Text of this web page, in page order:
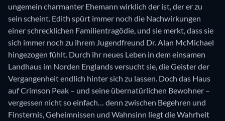
ungemein charmanter Ehemann wirklich der ist, der er zu
sein scheint. Edith spürt immer noch die Nachwirkungen
einer schrecklichen Familientragödie, und sie merkt, dass sie
sich immer noch zu ihrem Jugendfreund Dr. Alan McMichael
hingezogen fühlt. Durch ihr neues Leben in dem einsamen
Landhaus im Norden Englands versucht sie, die Geister der
Vergangenheit endlich hinter sich zu lassen. Doch das Haus
auf Crimson Peak – und seine übernatürlichen Bewohner –
vergessen nicht so einfach… denn zwischen Begehren und
Finsternis, Geheimnissen und Wahnsinn liegt die Wahrheit